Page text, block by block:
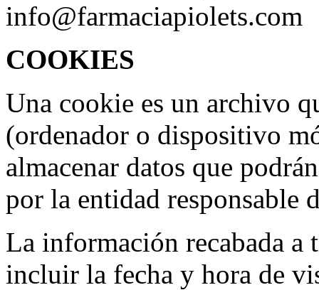
info@farmaciapiolets.com
COOKIES
Una cookie es un archivo
(ordenador o dispositivo
almacenar datos que
por la entidad responsable
La información recabada a
incluir la fecha y hora de